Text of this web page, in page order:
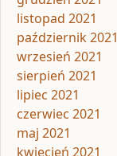
listopad 2021
październik 2021
wrzesień 2021
sierpień 2021
lipiec 2021
czerwiec 2021
maj 2021
kwiecień 2021